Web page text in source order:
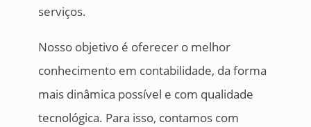
serviços.
Nosso objetivo é oferecer o melhor
conhecimento em contabilidade, da forma
mais dinâmica possível e com qualidade
tecnológica. Para isso, contamos com